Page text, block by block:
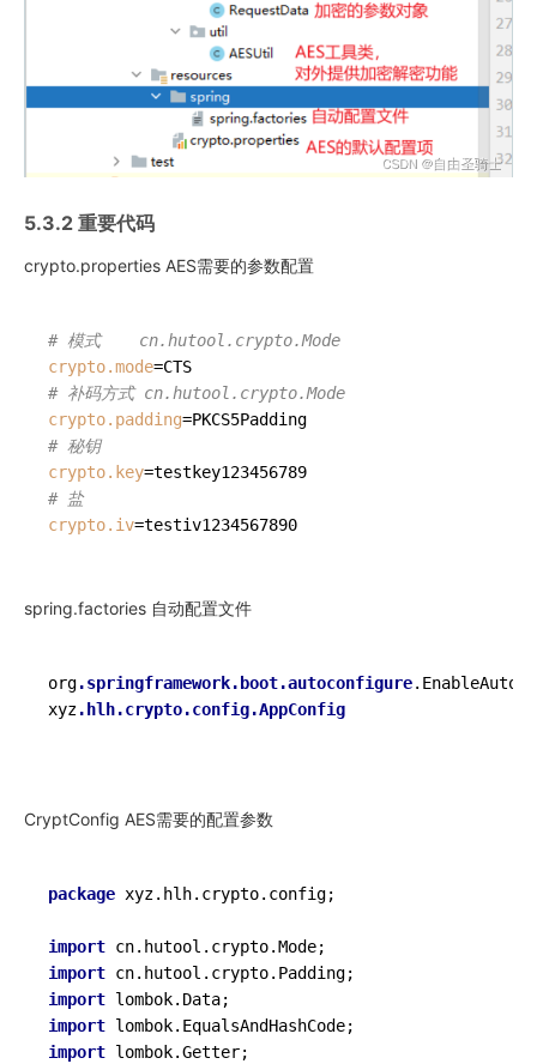
5.3.2 重要代码
crypto.properties AES需要的参数配置
# 模式    cn.hutool.crypto.Mode
crypto.mode
# 补码方式 cn.hutool.crypto.Mode
crypto.padding
# 秘钥
crypto.key
# 盐
crypto.iv
spring.factories 自动配置文件
org.springframework.boot.autoconfigure
xyz.hlh.crypto.config.AppConfig
CryptConfig AES需要的配置参数
package xyz.hlh.crypto.config;
import
import
import
import
import